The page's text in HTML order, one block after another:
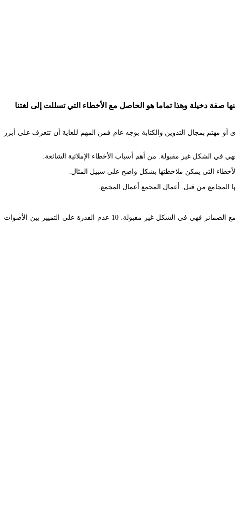
صفة دخيلة وهذا تماما هو الحاصل مع الأخطاء التي تسللت إلى لغتنا
أو مهتم بمجال التدوين والكتابة بوجه عام فمن المهم للغاية أن تتعرف على أبرز
أكثر الأخطاء الإملائية واللغوية شيوعا المؤلف. 1- كتابة الياء بالضمائر من الأخطاء الشائعة والتي نجدها كثيرا في بعض الكتابات أن نلحق ياء المخاطبة مع الضمائر فهي في الشكل غير مقبولة. 10-عدم القدرة على التمييز بين الأصوات